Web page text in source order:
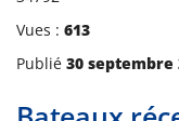
Vues : 613
Publié 30 septembre